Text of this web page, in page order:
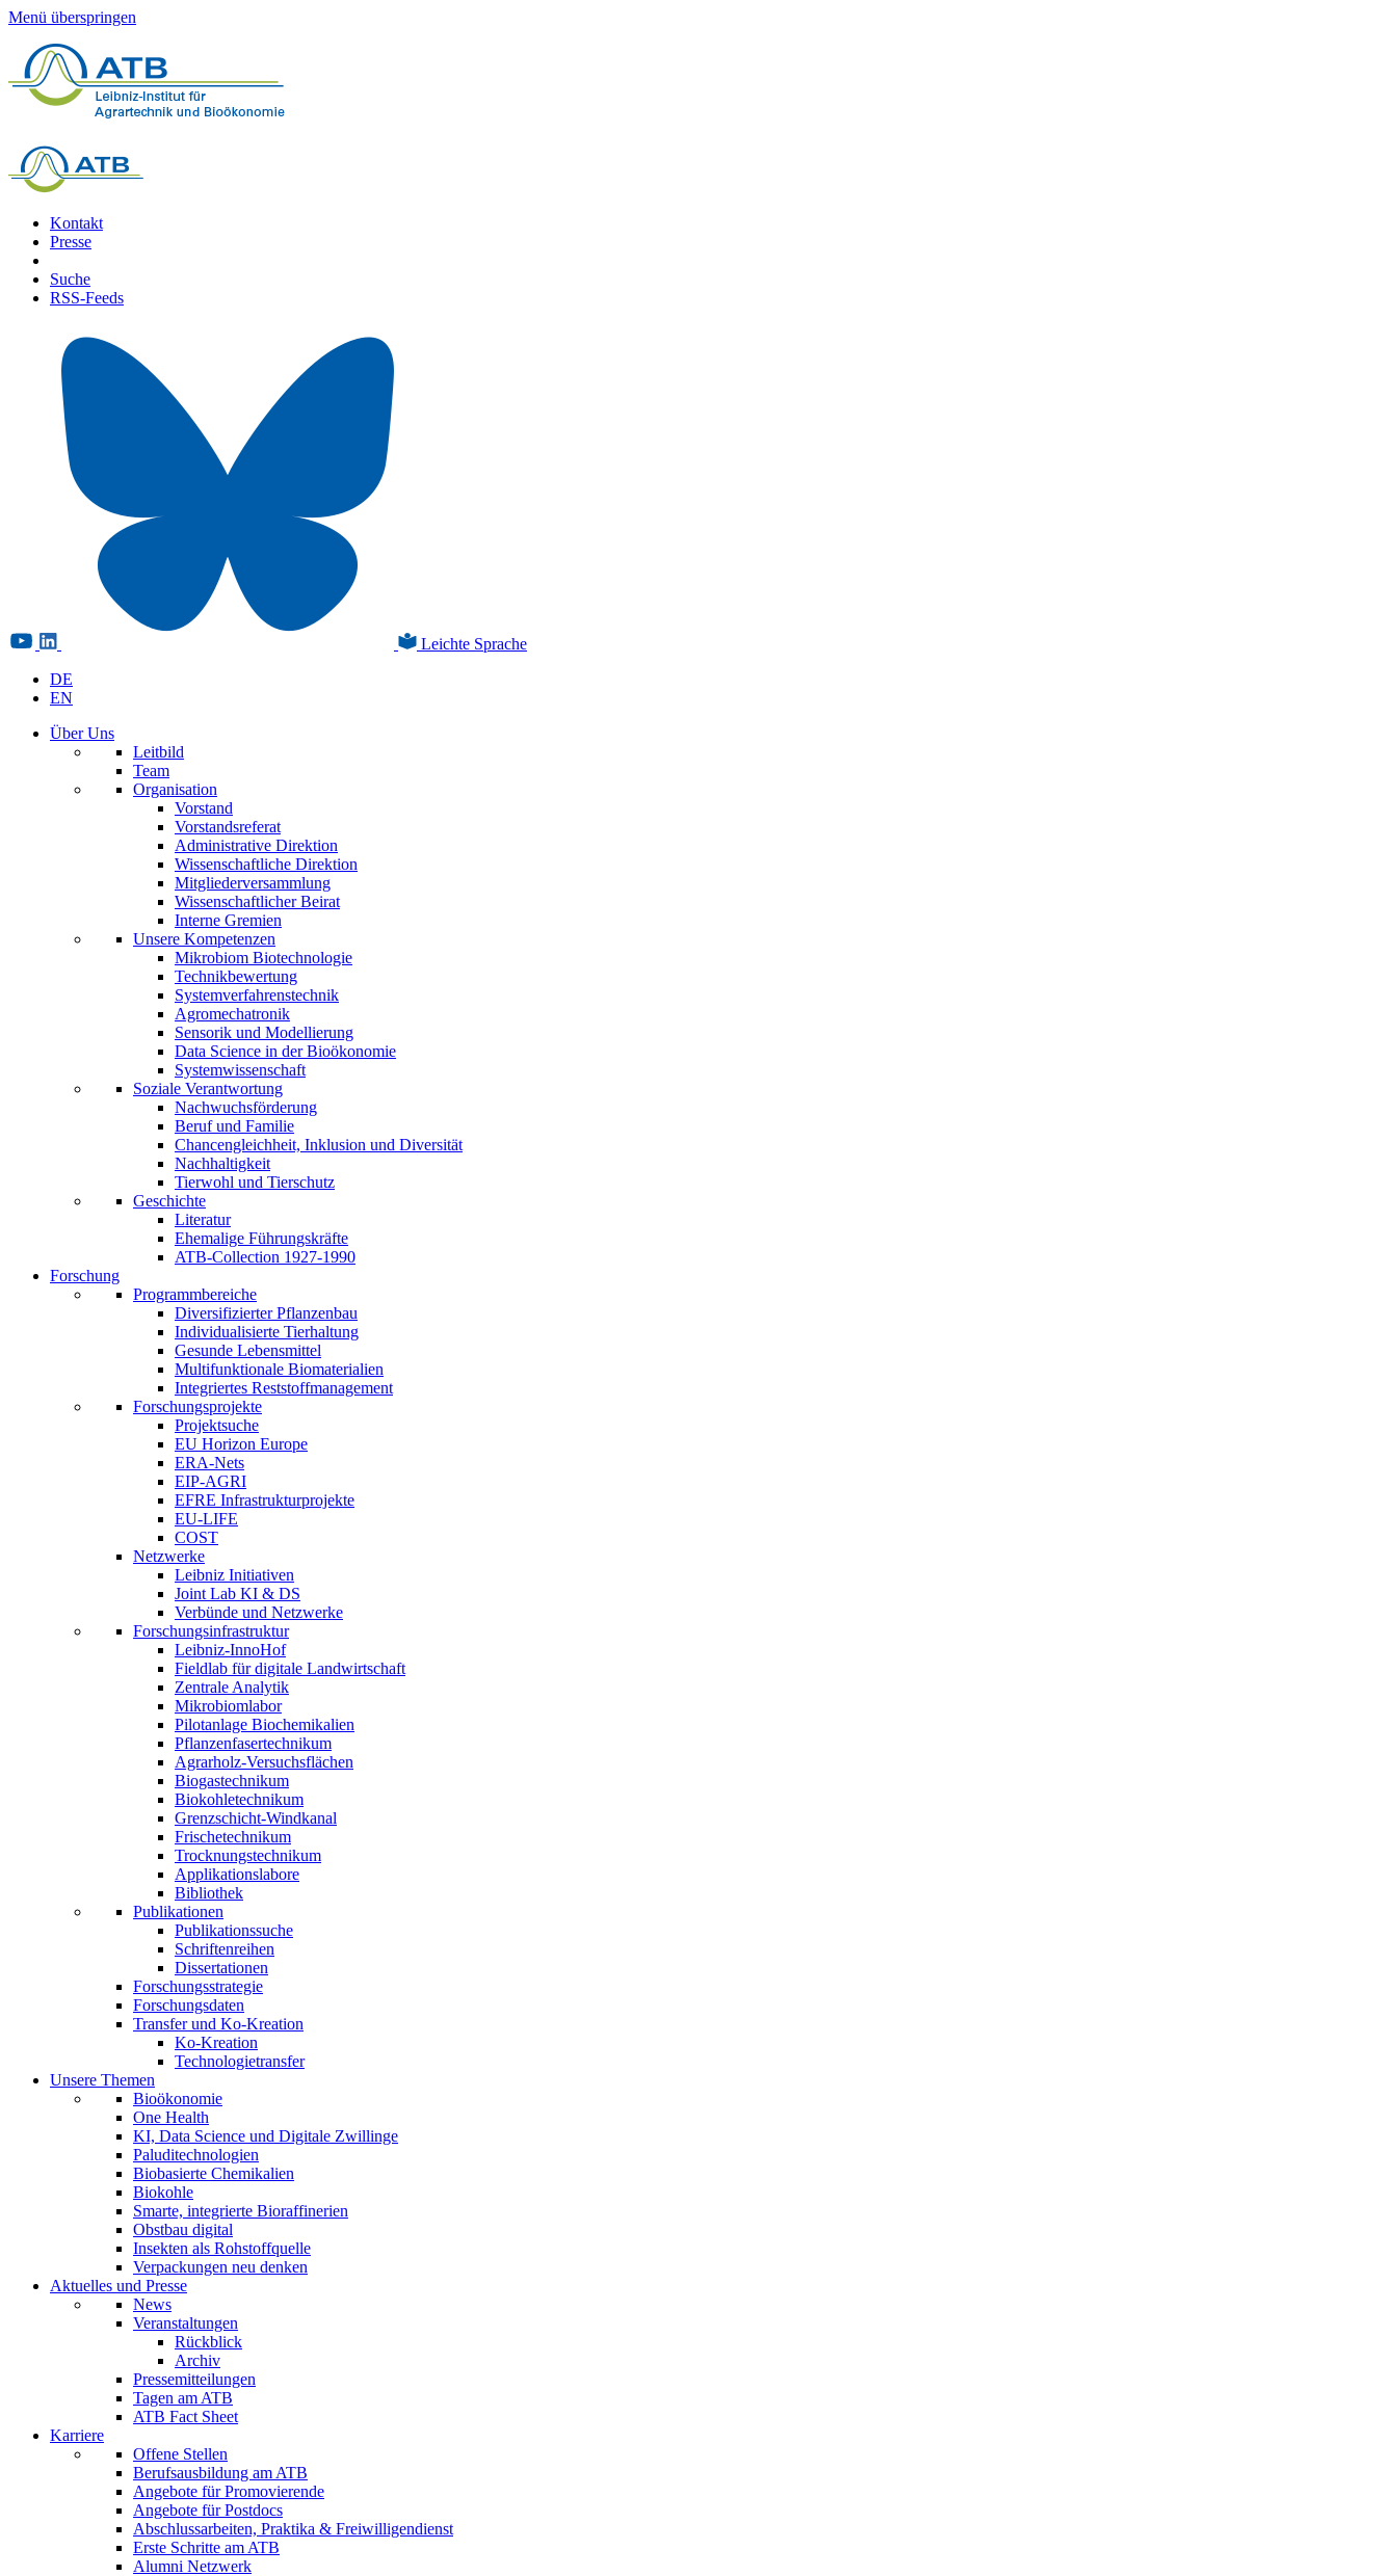
Menü überspringen
Kontakt
Presse
Suche
RSS-Feeds
Leichte Sprache
DE
EN
Über Uns
Leitbild
Team
Organisation
Vorstand
Vorstandsreferat
Administrative Direktion
Wissenschaftliche Direktion
Mitgliederversammlung
Wissenschaftlicher Beirat
Interne Gremien
Unsere Kompetenzen
Mikrobiom Biotechnologie
Technikbewertung
Systemverfahrenstechnik
Agromechatronik
Sensorik und Modellierung
Data Science in der Bioökonomie
Systemwissenschaft
Soziale Verantwortung
Nachwuchsförderung
Beruf und Familie
Chancengleichheit, Inklusion und Diversität
Nachhaltigkeit
Tierwohl und Tierschutz
Geschichte
Literatur
Ehemalige Führungskräfte
ATB-Collection 1927-1990
Forschung
Programmbereiche
Diversifizierter Pflanzenbau
Individualisierte Tierhaltung
Gesunde Lebensmittel
Multifunktionale Biomaterialien
Integriertes Reststoffmanagement
Forschungsprojekte
Projektsuche
EU Horizon Europe
ERA-Nets
EIP-AGRI
EFRE Infrastrukturprojekte
EU-LIFE
COST
Netzwerke
Leibniz Initiativen
Joint Lab KI & DS
Verbünde und Netzwerke
Forschungsinfrastruktur
Leibniz-InnoHof
Fieldlab für digitale Landwirtschaft
Zentrale Analytik
Mikrobiomlabor
Pilotanlage Biochemikalien
Pflanzenfasertechnikum
Agrarholz-Versuchsflächen
Biogastechnikum
Biokohletechnikum
Grenzschicht-Windkanal
Frischetechnikum
Trocknungstechnikum
Applikationslabore
Bibliothek
Publikationen
Publikationssuche
Schriftenreihen
Dissertationen
Forschungsstrategie
Forschungsdaten
Transfer und Ko-Kreation
Ko-Kreation
Technologietransfer
Unsere Themen
Bioökonomie
One Health
KI, Data Science und Digitale Zwillinge
Paluditechnologien
Biobasierte Chemikalien
Biokohle
Smarte, integrierte Bioraffinerien
Obstbau digital
Insekten als Rohstoffquelle
Verpackungen neu denken
Aktuelles und Presse
News
Veranstaltungen
Rückblick
Archiv
Pressemitteilungen
Tagen am ATB
ATB Fact Sheet
Karriere
Offene Stellen
Berufsausbildung am ATB
Angebote für Promovierende
Angebote für Postdocs
Abschlussarbeiten, Praktika & Freiwilligendienst
Erste Schritte am ATB
Alumni Netzwerk